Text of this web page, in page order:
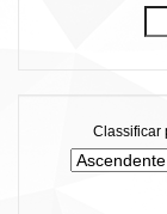
Classificar